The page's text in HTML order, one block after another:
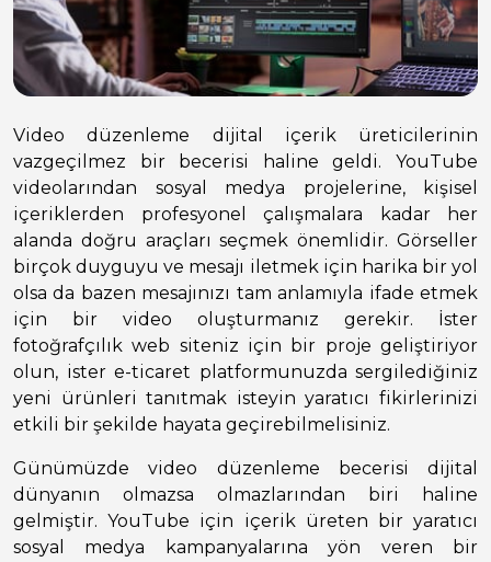
Video düzenleme dijital içerik üreticilerinin
vazgeçilmez bir becerisi haline geldi. YouTube
videolarından sosyal medya projelerine, kişisel
içeriklerden profesyonel çalışmalara kadar her
alanda doğru araçları seçmek önemlidir. Görseller
birçok duyguyu ve mesajı iletmek için harika bir yol
olsa da bazen mesajınızı tam anlamıyla ifade etmek
için bir video oluşturmanız gerekir. İster
fotoğrafçılık web siteniz için bir proje geliştiriyor
olun, ister e-ticaret platformunuzda sergilediğiniz
yeni ürünleri tanıtmak isteyin yaratıcı fikirlerinizi
etkili bir şekilde hayata geçirebilmelisiniz.
Günümüzde video düzenleme becerisi dijital
dünyanın olmazsa olmazlarından biri haline
gelmiştir. YouTube için içerik üreten bir yaratıcı
sosyal medya kampanyalarına yön veren bir